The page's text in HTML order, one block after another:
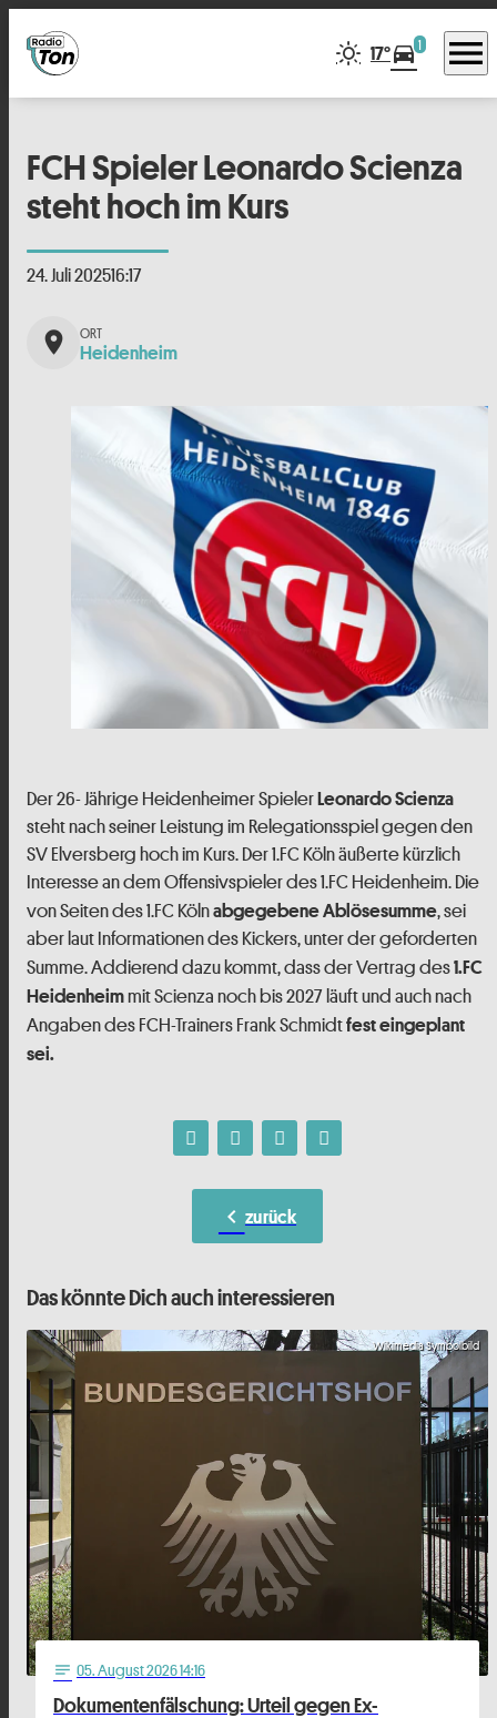
17°directions_car1 menu
FCH Spieler Leonardo Scienza
steht hoch im Kurs
24. Juli 202516:17
place Heidenheim
Der 26- Jährige Heidenheimer SpielerLeonardo Scienza
steht nach seiner Leistung im Relegationsspiel gegen den
SV Elversberg hoch im Kurs. Der 1.FC Köln äußerte kürzlich
Interesse an dem Offensivspieler des 1.FC Heidenheim. Die
von Seiten des 1.FC Kölnabgegebene Ablösesumme, sei
aber laut Informationen des Kickers, unter der geforderten
Summe. Addierend dazu kommt, dass der Vertrag des1.FC
Heidenheimmit Scienza noch bis 2027 läuft und auch nach
Angaben des FCH-Trainers Frank Schmidtfest eingeplant
sei.
chevron_left zurück
Das könnte Dich auch interessieren
Wikimedia Symbolbild
notes 05. August 2026 14:16
Dokumentenfälschung: Urteil gegen Ex-